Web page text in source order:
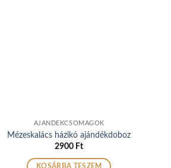
AJÁNDÉKCSOMAGOK
Mézeskalács házikó ajándékdoboz
2900 Ft
KOSÁRBA TESZEM